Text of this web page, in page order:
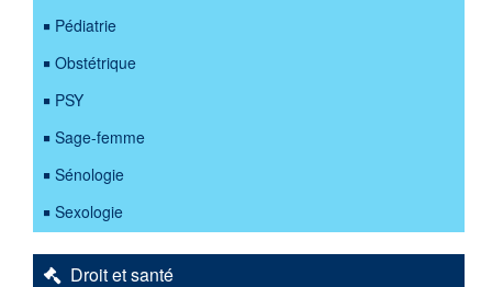
Pédiatrie
Obstétrique
PSY
Sage-femme
Sénologie
Sexologie
Droit et santé